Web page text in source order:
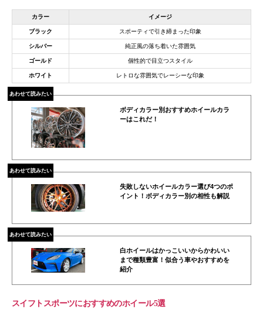
カラー イメージ
ブラック スポーティで引き締まった印象
シルバー 純正風の落ち着いた雰囲気
ゴールド 個性的で目立つスタイル
ホワイト レトロな雰囲気でレーシーな印象
あわせて読みたい
ボディカラー別おすすめホイールカラ
ーはこれだ！
あわせて読みたい
失敗しないホイールカラー選び4つのポ
イント！ボディカラー別の相性も解説
あわせて読みたい
白ホイールはかっこいいからかわいい
まで種類豊富！似合う車やおすすめを
紹介
スイフトスポーツにおすすめのホイール5選